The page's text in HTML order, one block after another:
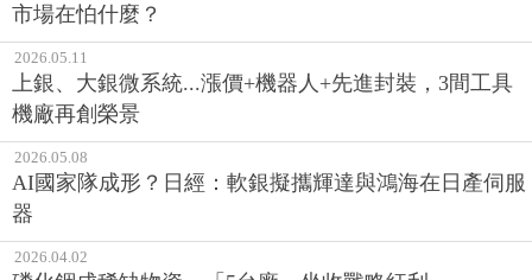
市場在怕什麼？
2026.05.11
上銀、大銀微系統...漲價+機器人+先進封裝，3間工具
機廠再創榮景
2026.05.08
AI國家隊成形？日經：軟銀擬攜輝達與鴻海在日產伺服
器
2026.04.02